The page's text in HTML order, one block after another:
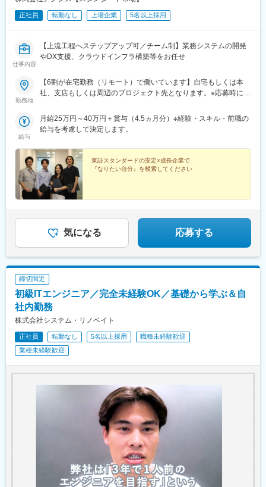
正社員 転勤なし 上場企業 5名以上採用
仕事内容
【上流工程へステップアップ可／チーム制】業務システムの開発
やDX支援、クラウドインフラ構築等をお任せ
勤務地
【6割が在宅勤務（リモート）で働いています】自宅もしくは本
社、支店もしくは周辺のプロジェクト先となります。※応募時にご
インフラは東京本社のみの採用となります。■東京本社└東京都港
区西新橋2-3-1 マークライト虎ノ門 8F■仙台支店└宮城県仙台市青
目9-11 アイ・プラス江戸堀 4F■福岡支店└福岡県福岡市博多区博
多駅前3-8-10 九勧末広通りビル 6F■沖縄支店└沖縄県浦添市港川
512-55 ゆがふBizタワー浦添港川2F受動喫煙対策：有対策の内
容：喫煙室設置受動喫煙対策に関する特記事項：喫煙専用室設置※
客先常駐勤務の場合は、勤務先事業所における受動喫煙対策に準
拠。
給与
月給25万円～40万円＋賞与（4.5ヵ月分）※経験・スキル・前職の
給与を考慮して決定します。
東証スタンダードの安定×成長企業で
『なりたい自分』を模索してください
気になる 応募する
締切間近
初級ITエンジニア／完全未経験OK／基礎から学ぶ＆自
社内勤務
株式会社システム・リノベイト
正社員 転勤なし 5名以上採用
職種未経験歓迎
業種未経験歓迎